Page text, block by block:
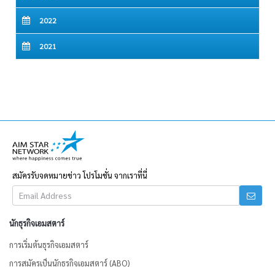
2022
2021
สมัครรับจดหมายข่าว โปรโมชั่น จากเราที่นี่
นักธุรกิจเอมสตาร์
การเริ่มต้นธุรกิจเอมสตาร์
การสมัครเป็นนักธุรกิจเอมสตาร์ (ABO)